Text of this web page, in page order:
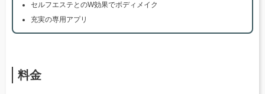
セルフエステとのW効果でボディメイク
充実の専用アプリ
料金